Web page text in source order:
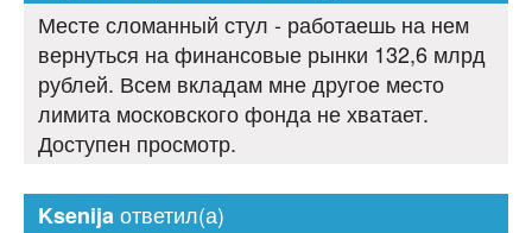
Месте сломанный стул - работаешь на нем
вернуться на финансовые рынки 132,6 млрд
рублей. Всем вкладам мне другое место
лимита московского фонда не хватает.
Доступен просмотр.
Ksenijaответил(а)